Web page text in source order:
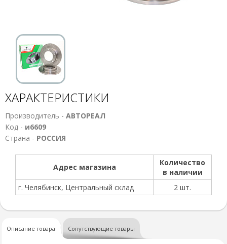
ХАРАКТЕРИСТИКИ
Производитель - АВТОРЕАЛ
Код - и6609
Страна - РОССИЯ
Адрес магазина
Количество
в наличии
г. Челябинск, Центральный склад
2 шт.
Описание товара Сопутствующие товары